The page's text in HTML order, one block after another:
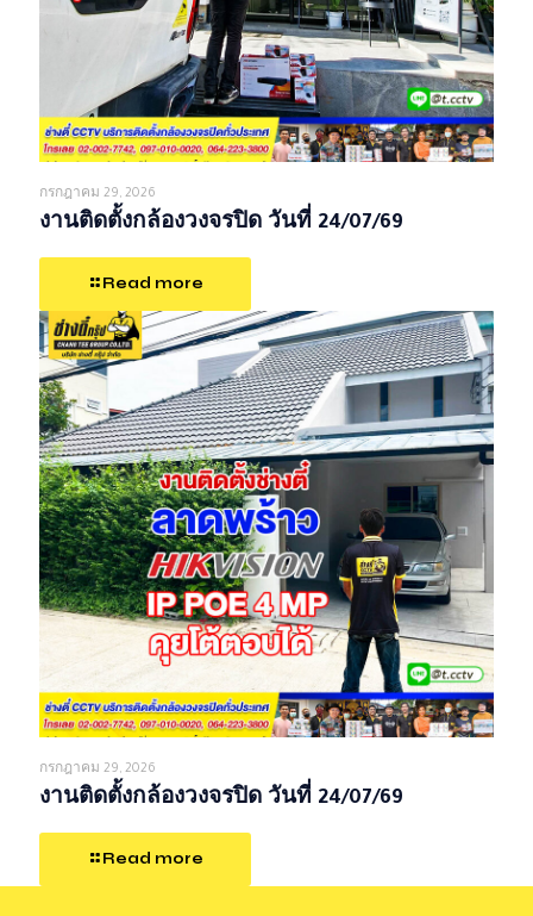
กรกฎาคม 29, 2026
งานติดตั้งกล้องวงจรปิด วันที่ 24/07/69
Read more
กรกฎาคม 29, 2026
งานติดตั้งกล้องวงจรปิด วันที่ 24/07/69
Read more